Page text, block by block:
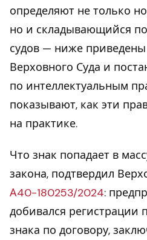
определяют не только
но и складывающийся
судов — ниже
Верховного Суда и
по интеллектуальным
показывают, как эти
на практике.
Что знак попадает в
закона, подтвердил
А40-180253/2024:
добивался регистрации
знака по договору,